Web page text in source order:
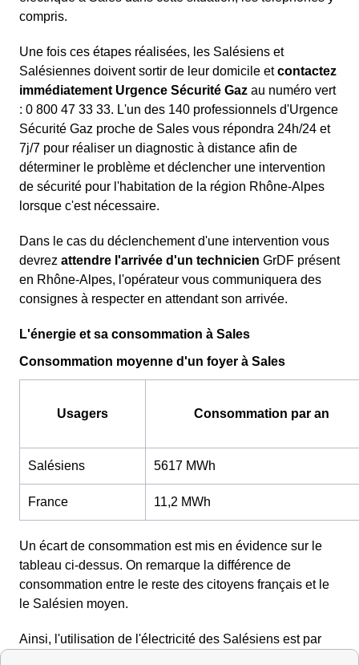
compris.
Une fois ces étapes réalisées, les Salésiens et
Salésiennes doivent sortir de leur domicile etcontactez
immédiatement Urgence Sécurité Gaz au numéro vert
: 0 800 47 33 33. L'un des 140 professionnels d'Urgence
Sécurité Gaz proche de Sales vous répondra 24h/24 et
7j/7 pour réaliser un diagnostic à distance afin de
déterminer le problème et déclencher une intervention
de sécurité pour l'habitation de la région Rhône-Alpes
lorsque c'est nécessaire.
Dans le cas du déclenchement d'une intervention vous
devrez attendre l'arrivée d'un technicien GrDF présent
en Rhône-Alpes, l'opérateur vous communiquera des
consignes à respecter en attendant son arrivée.
L'énergie et sa consommation à Sales
Consommation moyenne d'un foyer à Sales
Usagers Consommation par an
Salésiens 5617 MWh
France 11,2 MWh
Un écart de consommation est mis en évidence sur le
tableau ci-dessus. On remarque la différence de
consommation entre le reste des citoyens français et le
le Salésien moyen.
Ainsi, l'utilisation de l'électricité des Salésiens est par